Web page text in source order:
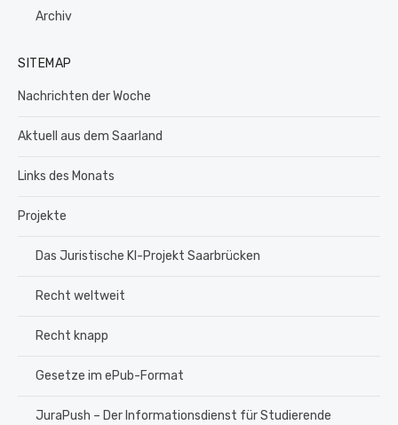
Archiv
SITEMAP
Nachrichten der Woche
Aktuell aus dem Saarland
Links des Monats
Projekte
Das Juristische KI-Projekt Saarbrücken
Recht weltweit
Recht knapp
Gesetze im ePub-Format
JuraPush – Der Informationsdienst für Studierende